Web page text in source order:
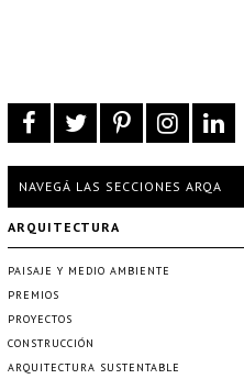
NAVEGÁ LAS SECCIONES ARQA
ARQUITECTURA
PAISAJE Y MEDIO AMBIENTE
PREMIOS
PROYECTOS
CONSTRUCCIÓN
ARQUITECTURA SUSTENTABLE